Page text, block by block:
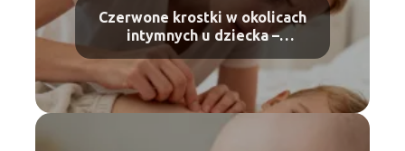
Czerwone krostki w okolicach
intymnych u dziecka –
przyczyny i leczenie